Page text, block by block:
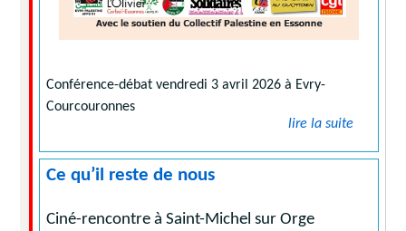
Conférence-débat vendredi 3 avril 2026 à Evry-
Courcouronnes
lire la suite
Ce qu’il reste de nous
Ciné-rencontre à Saint-Michel sur Orge